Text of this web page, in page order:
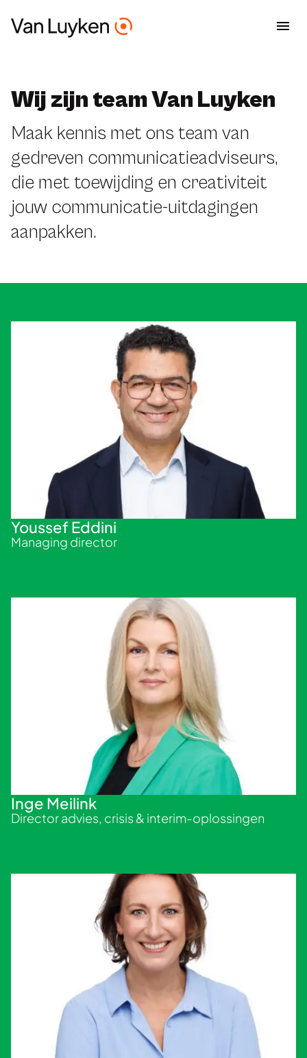
Wij zijn team Van Luyken
Maak kennis met ons team van
gedreven communicatieadviseurs,
die met toewijding en creativiteit
jouw communicatie-uitdagingen
aanpakken.
Youssef Eddini
Managing director
Inge Meilink
Director advies, crisis & interim-oplossingen